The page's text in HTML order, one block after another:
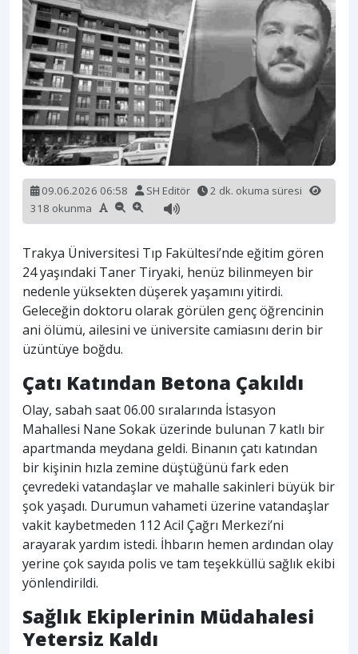
09.06.2026 06:58 SH Editör
2 dk. okuma süresi
318 okunma
Trakya Üniversitesi Tıp Fakültesi’nde eğitim gören
24 yaşındaki Taner Tiryaki, henüz bilinmeyen bir
nedenle yüksekten düşerek yaşamını yitirdi.
Geleceğin doktoru olarak görülen genç öğrencinin
ani ölümü, ailesini ve üniversite camiasını derin bir
üzüntüye boğdu.
Çatı Katından Betona Çakıldı
Olay, sabah saat 06.00 sıralarında İstasyon
Mahallesi Nane Sokak üzerinde bulunan 7 katlı bir
apartmanda meydana geldi. Binanın çatı katından
bir kişinin hızla zemine düştüğünü fark eden
çevredeki vatandaşlar ve mahalle sakinleri büyük bir
şok yaşadı. Durumun vahameti üzerine vatandaşlar
vakit kaybetmeden 112 Acil Çağrı Merkezi’ni
arayarak yardım istedi. İhbarın hemen ardından olay
yerine çok sayıda polis ve tam teşekküllü sağlık ekibi
yönlendirildi.
Sağlık Ekiplerinin Müdahalesi
Yetersiz Kaldı